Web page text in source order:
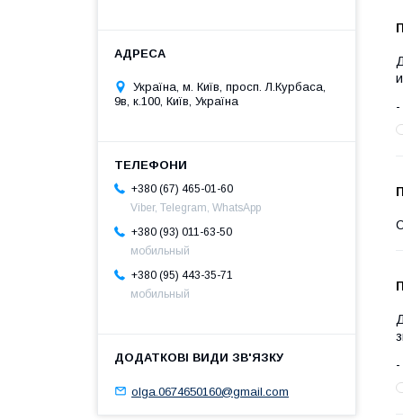
Україна, м. Київ, просп. Л.Курбаса,
9в, к.100, Київ, Україна
+380 (67) 465-01-60
Viber, Telegram, WhatsApp
+380 (93) 011-63-50
мобильный
+380 (95) 443-35-71
мобильный
olga.0674650160@gmail.com